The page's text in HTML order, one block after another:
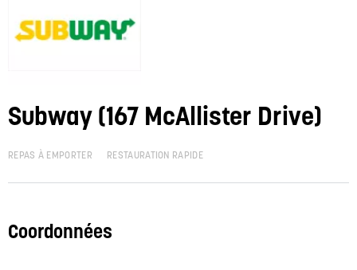
Subway (167 McAllister Drive)
REPAS À EMPORTER RESTAURATION RAPIDE
Coordonnées